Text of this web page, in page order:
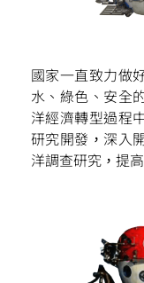
國家一直致力做
水、綠色、安全
洋經濟轉型過程
研究開發，深入
洋調查研究，提
微信